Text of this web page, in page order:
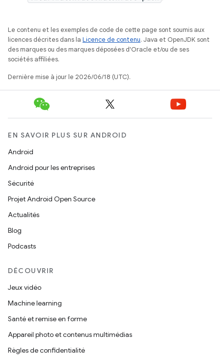
Le contenu et les exemples de code de cette page sont soumis aux
licences décrites dans la Licence de contenu. Java et OpenJDK sont
des marques ou des marques déposées d'Oracle et/ou de ses
sociétés affiliées.
Dernière mise à jour le 2026/06/18 (UTC).
EN SAVOIR PLUS SUR ANDROID
Android
Android pour les entreprises
Sécurité
Projet Android Open Source
Actualités
Blog
Podcasts
DÉCOUVRIR
Jeux vidéo
Machine learning
Santé et remise en forme
Appareil photo et contenus multimédias
Règles de confidentialité